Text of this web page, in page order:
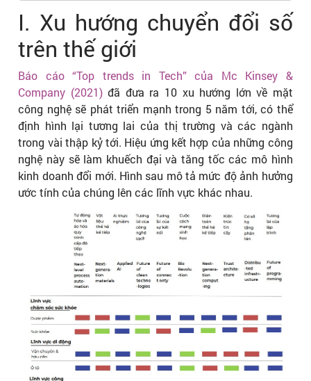
I. Xu hướng chuyển đổi số
trên thế giới
Báo cáo “Top trends in Tech” của Mc Kinsey &
Company (2021)đã đưa ra 10 xu hướng lớn về mặt
công nghệ sẽ phát triển mạnh trong 5 năm tới, có thể
định hình lại tương lai của thị trường và các ngành
trong vài thập kỷ tới. Hiệu ứng kết hợp của những công
nghệ này sẽ làm khuếch đại và tăng tốc các mô hình
kinh doanh đổi mới. Hình sau mô tả mức độ ảnh hưởng
ước tính của chúng lên các lĩnh vực khác nhau.